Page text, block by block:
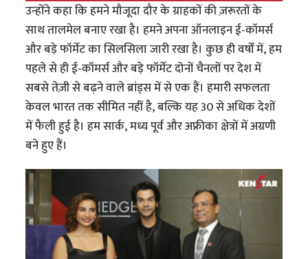
उन्होंने कहा कि हमने मौजूदा दौर के ग्राहकों की ज़रूरतों के
साथ तालमेल बनाए रखा है। हमने अपना ऑनलाइन ई-कॉमर्स
और बड़े फॉर्मेट का सिलसिला जारी रखा है। कुछ ही वर्षों में, हम
पहले से ही ई-कॉमर्स और बड़े फॉर्मेट दोनों चैनलों पर देश में
सबसे तेज़ी से बढ़ने वाले ब्रांड्स में से एक हैं। हमारी सफलता
केवल भारत तक सीमित नहीं है, बल्कि यह 30 से अधिक देशों
में फैली हुई है। हम सार्क, मध्य पूर्व और अफ्रीका क्षेत्रों में अग्रणी
बने हुए हैं।